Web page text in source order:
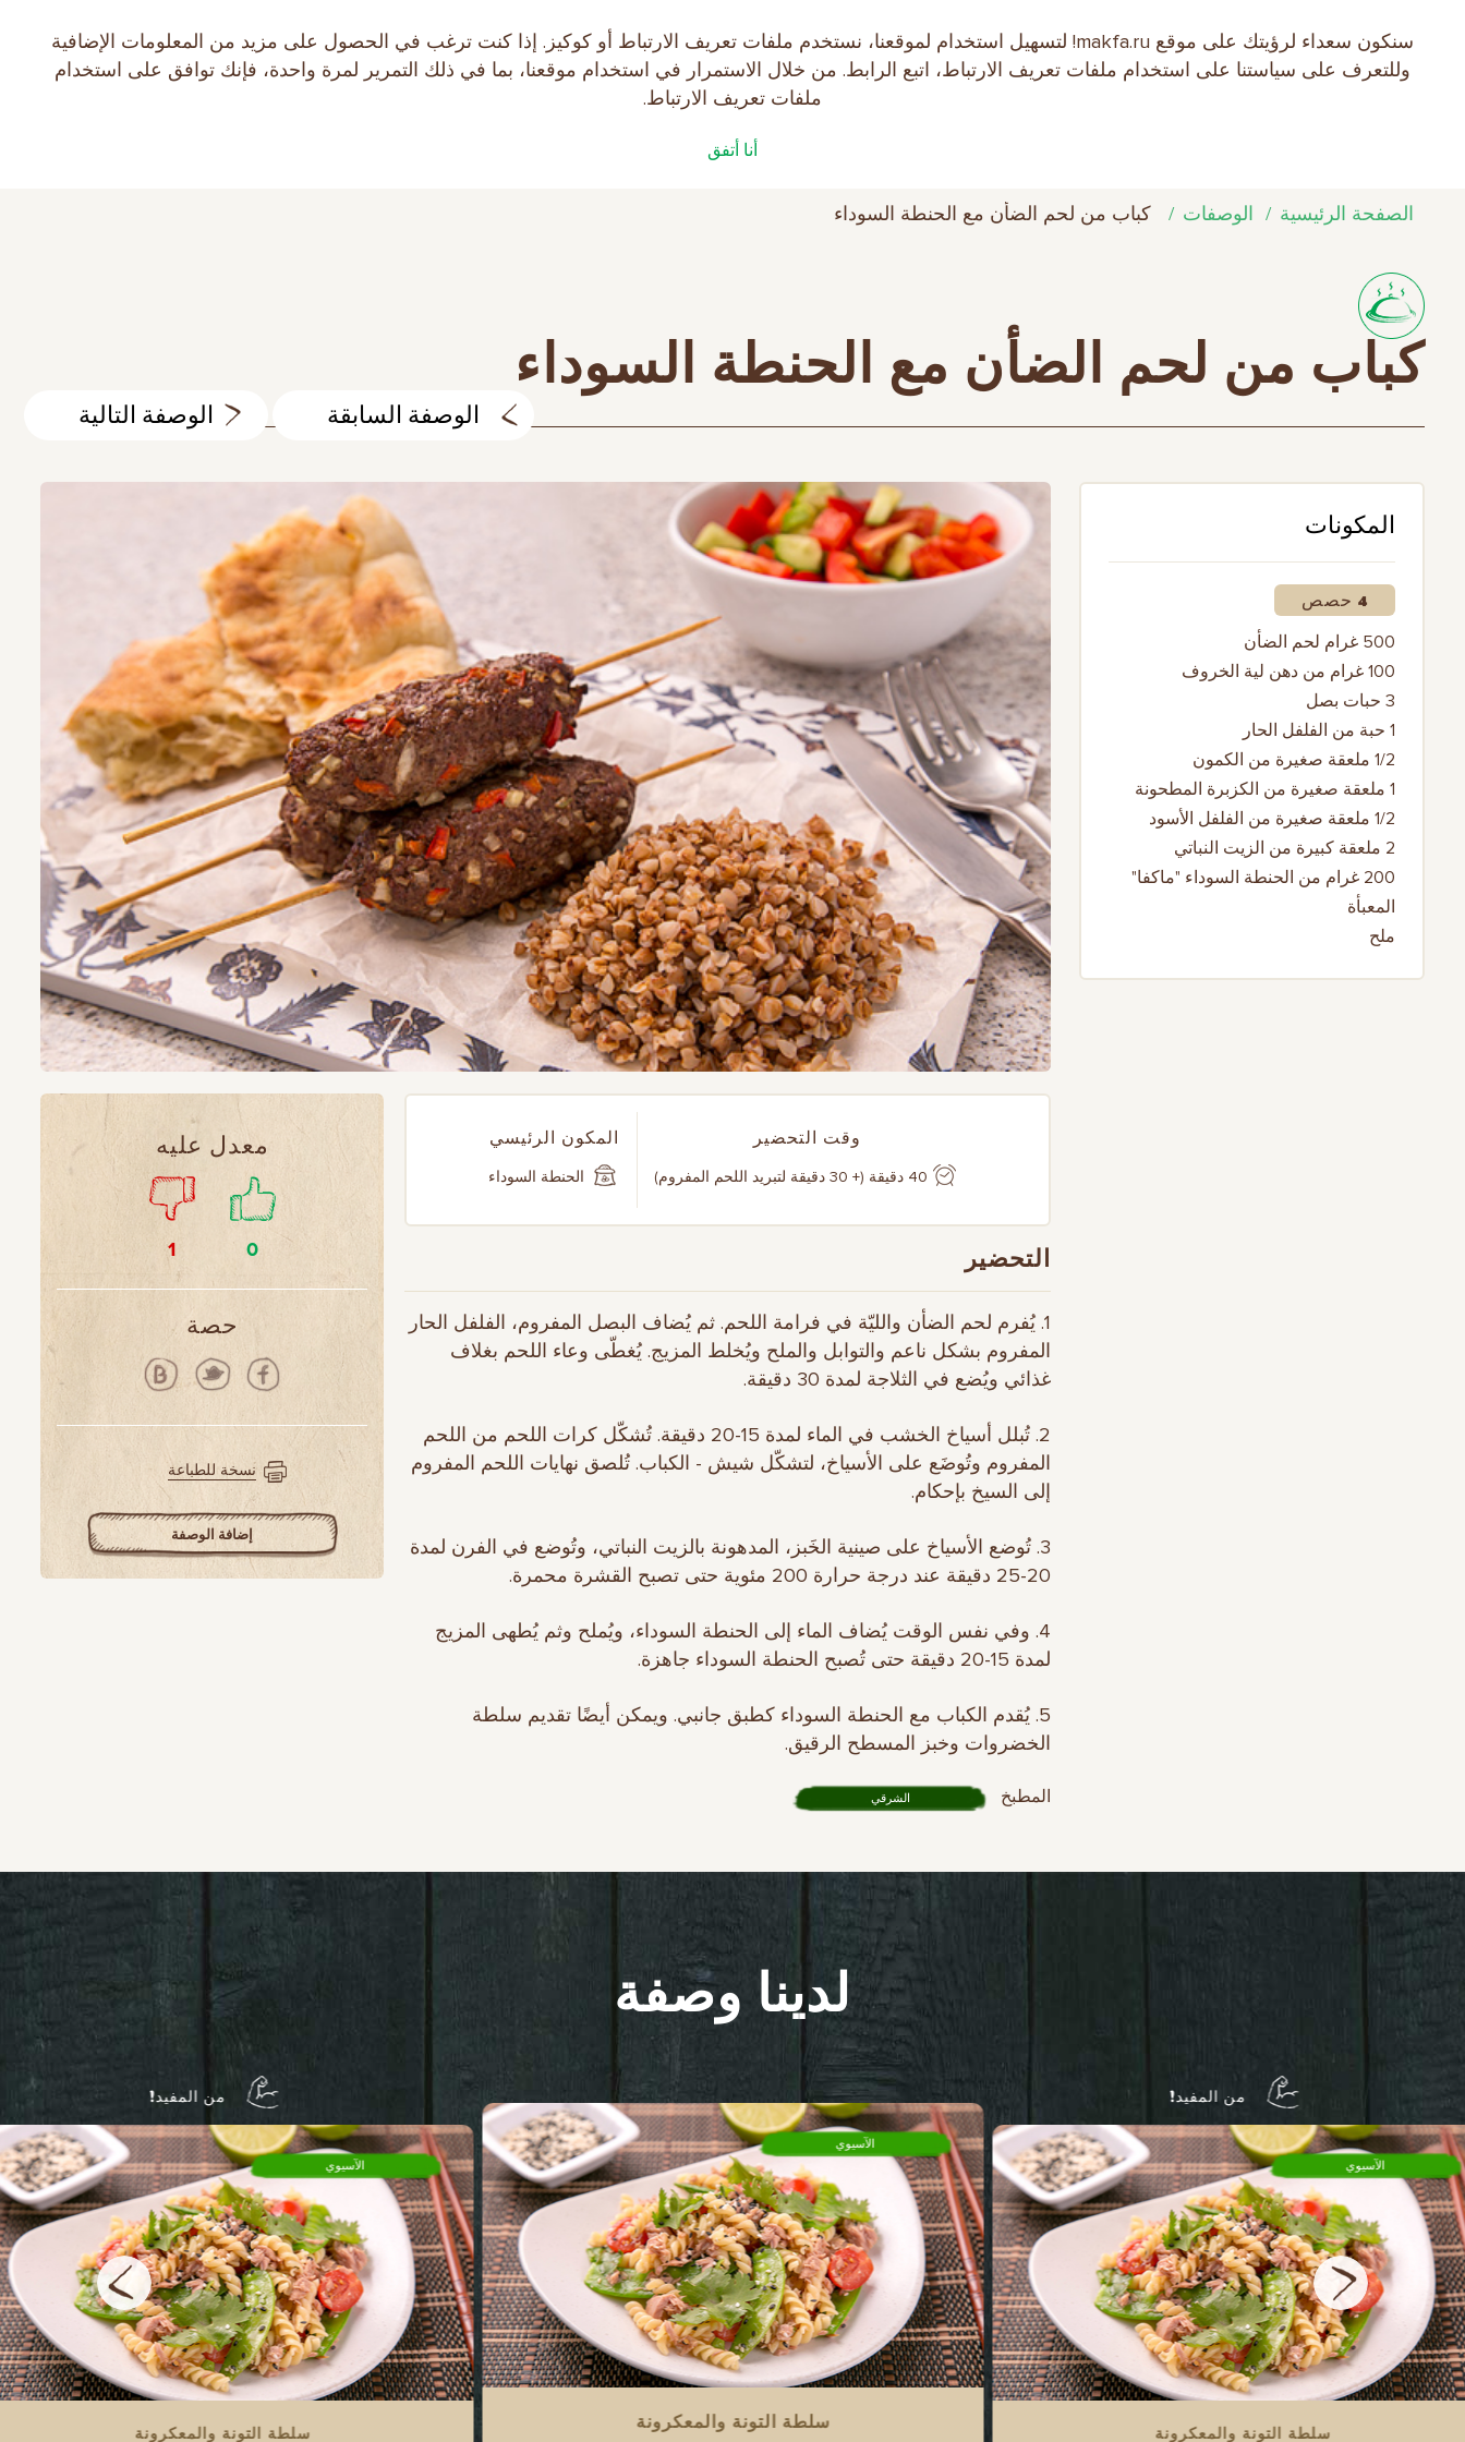
سنكون سعداء لرؤيتك على موقع makfa.ru! لتسهيل استخدام لموقعنا، نستخدم ملفات تعريف الارتباط أو كوكيز. إذا كنت ترغب في الحصول على مزيد من المعلومات الإضافية
وللتعرف على سياستنا على استخدام ملفات تعريف الارتباط، اتبع الرابط. من خلال الاستمرار في استخدام موقعنا، بما في ذلك التمرير لمرة واحدة، فإنك توافق على استخدام
ملفات تعريف الارتباط.
أنا أتفق
EN
RU
中文 العربية 日本語 البحث في الموقع
الصفحة الرئيسية الوصفات كباب من لحم الضأن مع الحنطة السوداء
كباب من لحم الضأن مع الحنطة السوداء
الوصفة السابقة الوصفة التالية
وقت التحضير
40 دقيقة (+ 30 دقيقة لتبريد اللحم المفروم)
المكون الرئيسي
الحنطة السوداء
التحضير
1. يُفرم لحم الضأن والليّة في فرامة اللحم. ثم يُضاف البصل المفروم، الفلفل الحار
المفروم بشكل ناعم والتوابل والملح ويُخلط المزيج. يُغطّى وعاء اللحم بغلاف
غذائي ويُضع في الثلاجة لمدة 30 دقيقة.
2. تُبلل أسياخ الخشب في الماء لمدة 15-20 دقيقة. تُشكّل كرات اللحم من اللحم
المفروم وتُوضَع على الأسياخ، لتشكّل شيش - الكباب. تُلصق نهايات اللحم المفروم
إلى السيخ بإحكام.
3. تُوضع الأسياخ على صينية الخَبز، المدهونة بالزيت النباتي، وتُوضع في الفرن لمدة
20-25 دقيقة عند درجة حرارة 200 مئوية حتى تصبح القشرة محمرة.
4. وفي نفس الوقت يُضاف الماء إلى الحنطة السوداء، ويُملح وثم يُطهى المزيج
لمدة 15-20 دقيقة حتى تُصبح الحنطة السوداء جاهزة.
5. يُقدم الكباب مع الحنطة السوداء كطبق جانبي. ويمكن أيضًا تقديم سلطة
الخضروات وخبز المسطح الرقيق.
المطبخ الشرقي
معدل عليه
0
1
حصة
نسخة للطباعة
إضافة الوصفة
المكونات
4 حصص
500 غرام لحم الضأن
100 غرام من دهن لية الخروف
3 حبات بصل
1 حبة من الفلفل الحار
1/2 ملعقة صغيرة من الكمون
1 ملعقة صغيرة من الكزبرة المطحونة
1/2 ملعقة صغيرة من الفلفل الأسود
2 ملعقة كبيرة من الزيت النباتي
200 غرام من الحنطة السوداء "ماكفا"
المعبأة
ملح
لدينا وصفة
من المفيد!
الآسيوي
سلطة التونة والمعكرونة
الآسيوي
سلطة التونة والمعكرونة
من المفيد!
الآسيوي
سلطة التونة والمعكرونة